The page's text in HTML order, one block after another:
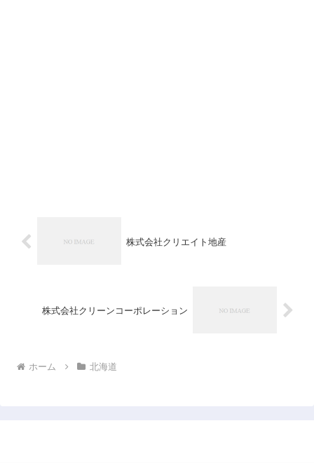
株式会社クリエイト地産
株式会社クリーンコーポレーション
ホーム 北海道